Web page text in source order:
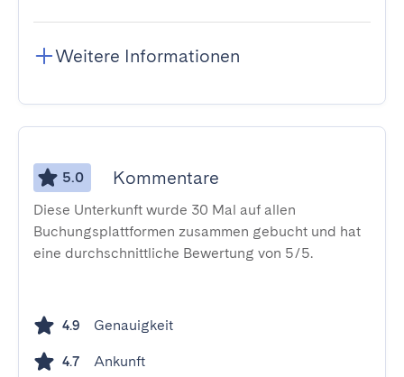
Weitere Informationen
5.0 Kommentare
Diese Unterkunft wurde 30 Mal auf allen
Buchungsplattformen zusammen gebucht und hat
eine durchschnittliche Bewertung von 5/5.
4.9 Genauigkeit
4.7 Ankunft